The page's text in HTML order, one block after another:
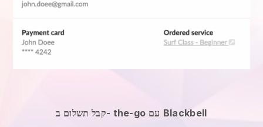
קבל תשלום ב- the-go עם Blackbell